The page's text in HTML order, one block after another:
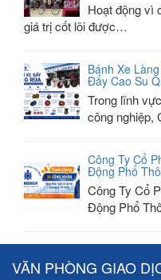
Hoạt động vì
giá trị cốt lõi được…
Bánh Xe
Đẩy Cao Su
Trong lĩnh
công nghiệp,
Công Ty Cổ
Động Phổ
Công Ty Cổ
Động Phổ
VĂN PHÒNG GIAO